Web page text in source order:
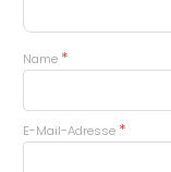
Name *
E-Mail-Adresse *